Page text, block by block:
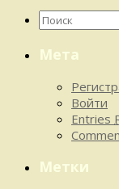
Найти:
Мета
Войти
Entries
Метки